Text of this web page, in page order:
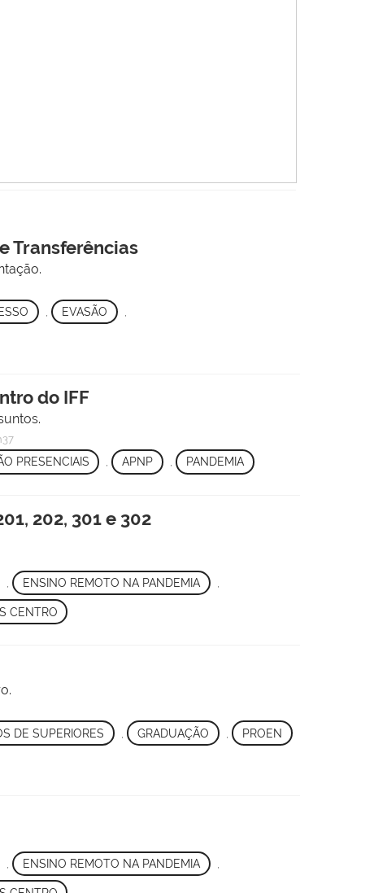
Transferências
, EVASÃO
do IFF
PRESENCIAIS , APNP , PANDEMIA
202, 301 e 302
, ENSINO REMOTO NA PANDEMIA
CENTRO
DE SUPERIORES , GRADUAÇÃO PROEN
, ENSINO REMOTO NA PANDEMIA